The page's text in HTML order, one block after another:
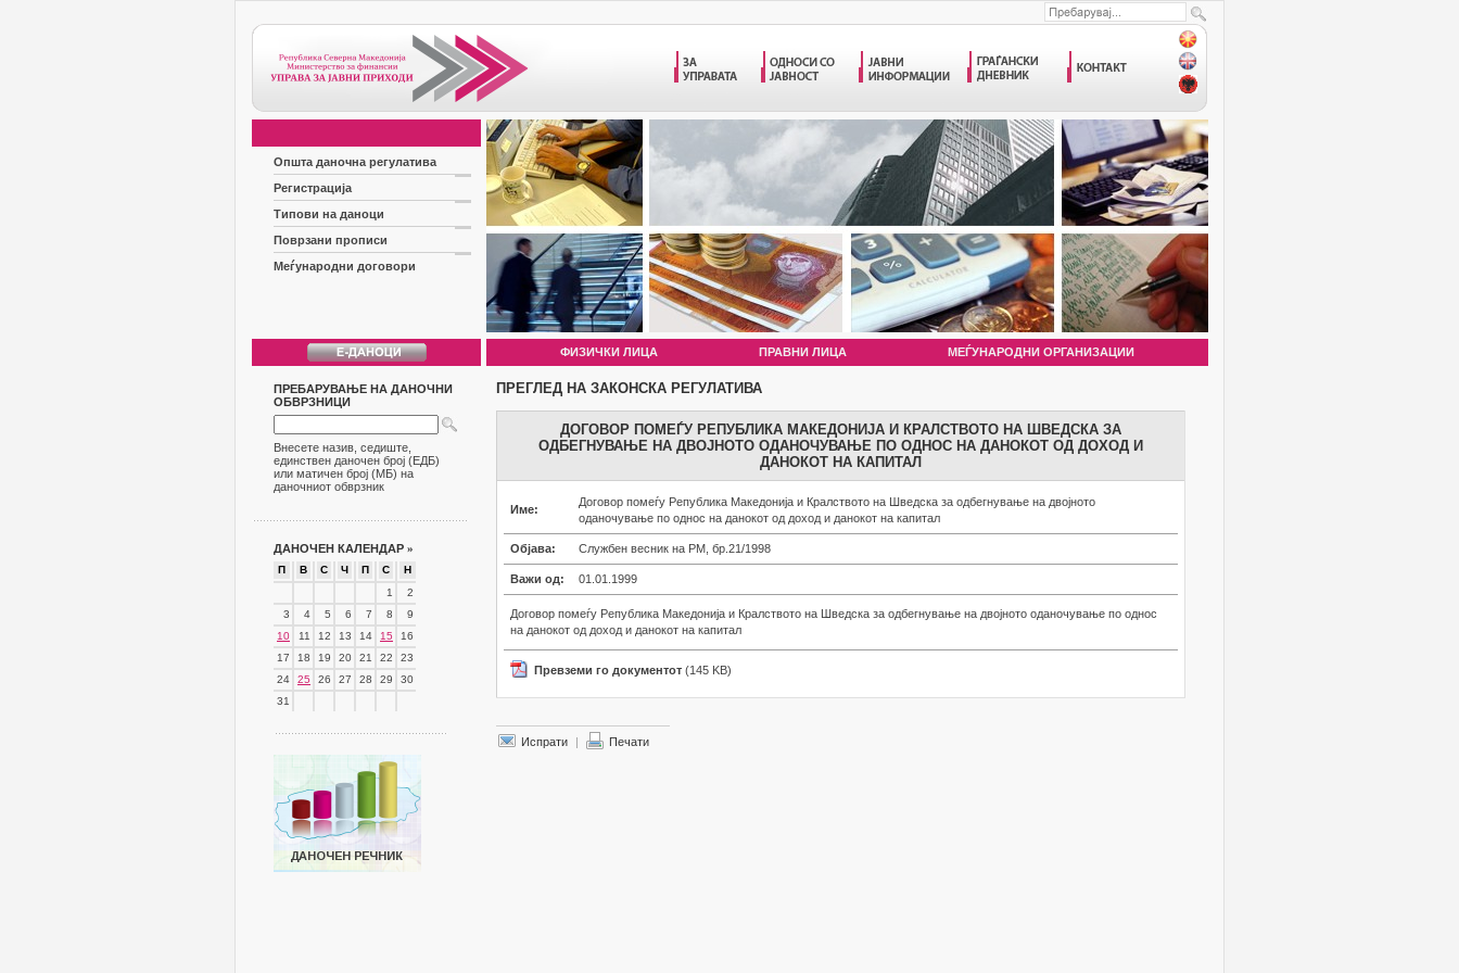
Општа даночна регулатива
Регистрација
Типови на даноци
Поврзани прописи
Меѓународни договори
ФИЗИЧКИ ЛИЦА ПРАВНИ ЛИЦА МЕЃУНАРОДНИ ОРГАНИЗАЦИИ
ПРЕБАРУВАЊЕ НА ДАНОЧНИ
ОБВРЗНИЦИ
Внесете назив, седиште,
единствен даночен број (ЕДБ)
или матичен број (МБ) на
даночниот обврзник
ДАНОЧЕН КАЛЕНДАР »
П В С Ч П С
Н
1
2
3
4 5 6 7 8
9
10
11 12 13 14 15
16
17
18 19 20 21 22
23
24
25 26 27 28 29
30
31
ПРЕГЛЕД НА ЗАКОНСКА РЕГУЛАТИВА
ДОГОВОР ПОМЕЃУ РЕПУБЛИКА МАКЕДОНИЈА И КРАЛСТВОТО НА ШВЕДСКА ЗА
ОДБЕГНУВАЊЕ НА ДВОЈНОТО ОДАНОЧУВАЊЕ ПО ОДНОС НА ДАНОКОТ ОД ДОХОД И
ДАНОКОТ НА КАПИТАЛ
Име:
Договор помеѓу Република Македонија и Кралството на Шведска за одбегнување на двојното
оданочување по однос на данокот од доход и данокот на капитал
Објава: Службен весник на РМ, бр.21/1998
Важи од: 01.01.1999
Договор помеѓу Република Македонија и Кралството на Шведска за одбегнување на двојното оданочување по однос
на данокот од доход и данокот на капитал
Превземи го документот (145 KB)
Испрати | Печати